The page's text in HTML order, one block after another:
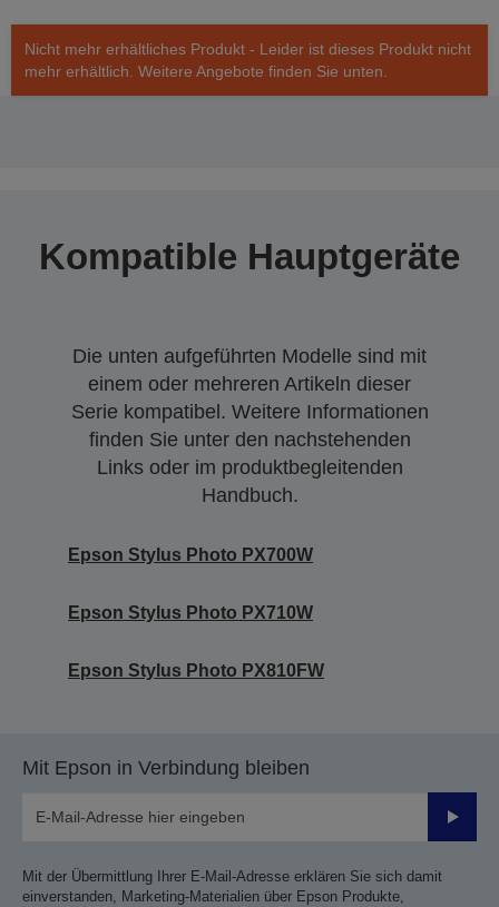
Nicht mehr erhältliches Produkt - Leider ist dieses Produkt nicht
mehr erhältlich. Weitere Angebote finden Sie unten.
Kompatible Hauptgeräte
Die unten aufgeführten Modelle sind mit
einem oder mehreren Artikeln dieser
Serie kompatibel. Weitere Informationen
finden Sie unter den nachstehenden
Links oder im produktbegleitenden
Handbuch.
Epson Stylus Photo PX700W
Epson Stylus Photo PX710W
Epson Stylus Photo PX810FW
Mit Epson in Verbindung bleiben
Mit der Übermittlung Ihrer E-Mail-Adresse erklären Sie sich damit
einverstanden, Marketing-Materialien über Epson Produkte,